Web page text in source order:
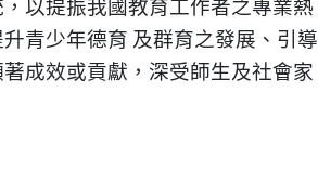
以提振我國教育工作者之專業熱
青少年德育 及群育之發展、引導
成效或貢獻，深受師生及社會家